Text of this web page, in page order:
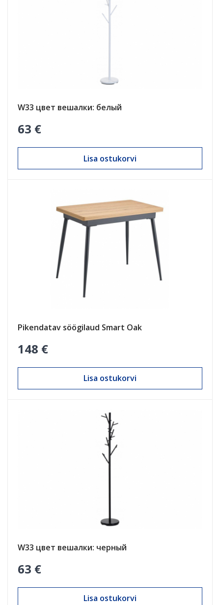
W33 цвет вешалки: белый
63 €
Lisa ostukorvi
Pikendatav söögilaud Smart Oak
148 €
Lisa ostukorvi
W33 цвет вешалки: черный
63 €
Lisa ostukorvi